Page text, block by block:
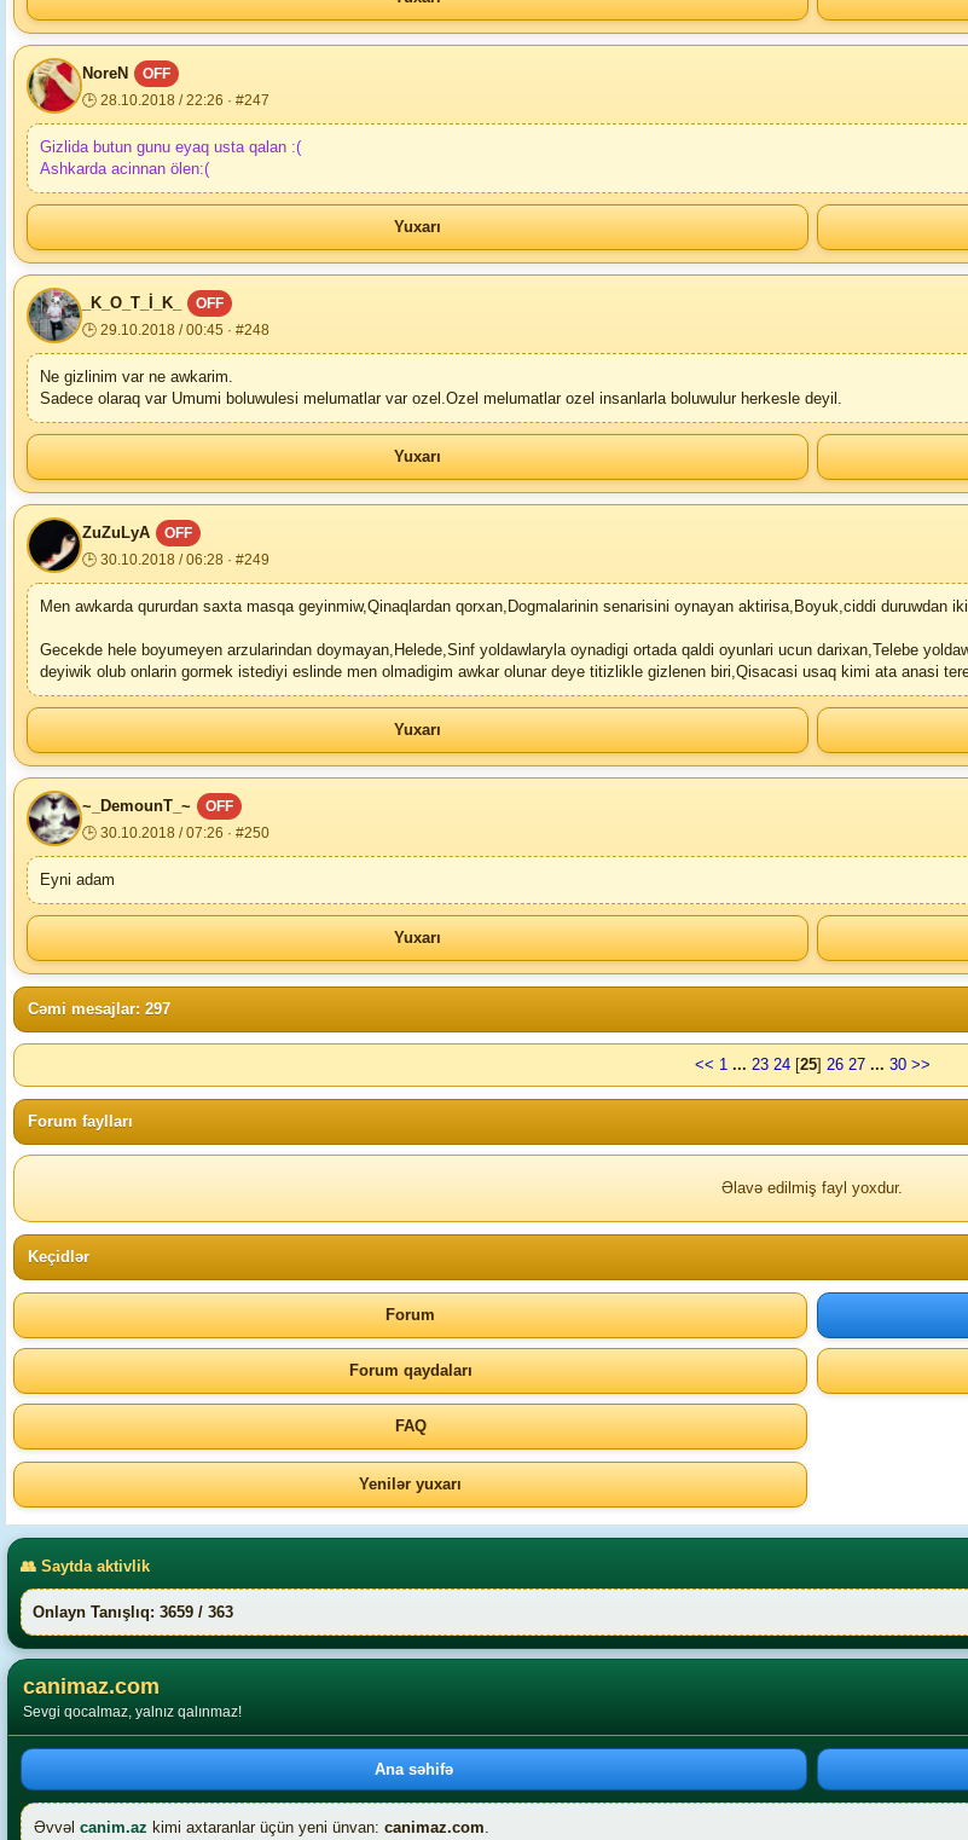
NoreN
OFF
🕒 28.10.2018 / 22:26 · #247
Gizlida butun gunu eyaq usta qalan :(
Ashkarda acinnan ölen:(
Yuxarı
_K_O_T_İ_K_
OFF
🕒 29.10.2018 / 00:45 · #248
Ne gizlinim var ne awkarim.
Sadece olaraq var Umumi boluwulesi melumatlar var ozel.Ozel melumatlar ozel insanlarla boluwulur herkesle deyil.
Yuxarı
ZuZuLyA
OFF
🕒 30.10.2018 / 06:28 · #249
Men awkarda qururdan saxta masqa geyinmiw,Qinaqlardan qorxan,Dogmalarinin senarisini oynayan aktirisa,Boyuk,ciddi duruwdan
Gecekde hele boyumeyen arzularindan doymayan,Helede,Sinf yoldawlaryla oynadigi ortada qaldi oyunlari ucun darixan,Telebe
deyiwik olub onlarin gormek istediyi eslinde men olmadigim awkar olunar deye titizlikle gizlenen biri,Qisacasi usaq kimi ata anasi
Yuxarı
~_DemounT_~
OFF
🕒 30.10.2018 / 07:26 · #250
Eyni adam
Yuxarı
Cəmi mesajlar: 297
<< 1 ... 23 24[25] 26 27 ... 30 >>
Forum faylları
Əlavə edilmiş fayl yoxdur.
Keçidlər
Forum
Forum qaydaları
FAQ
Yenilər yuxarı
👥 Saytda aktivlik
Onlayn Tanışlıq: 3659 / 363
canimaz.com
Sevgi qocalmaz, yalnız qalınmaz!
Ana səhifə
Əvvəl canim.az kimi axtaranlar üçün yeni ünvan: canimaz.com.